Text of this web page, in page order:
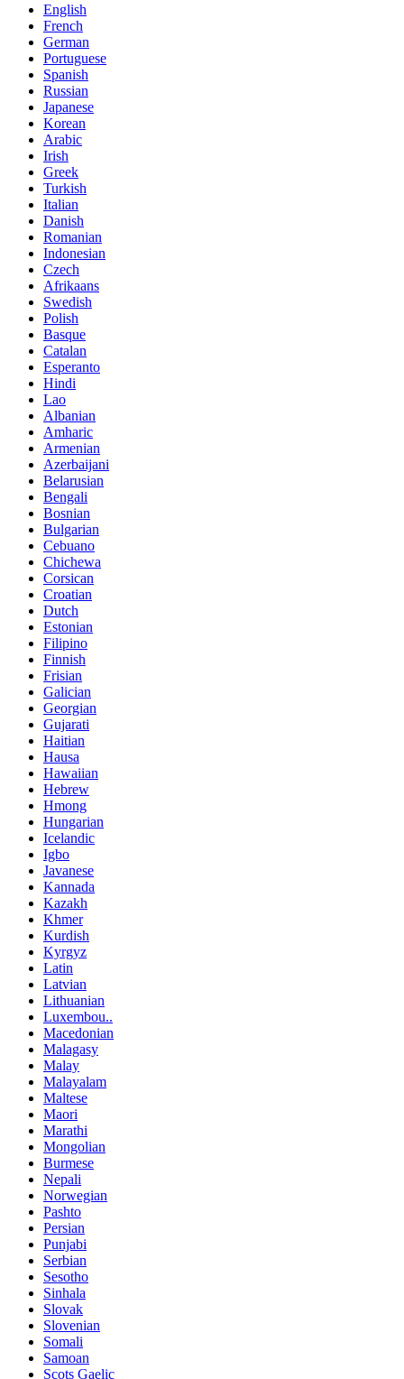
English
French
German
Portuguese
Spanish
Russian
Japanese
Korean
Arabic
Irish
Greek
Turkish
Italian
Danish
Romanian
Indonesian
Czech
Afrikaans
Swedish
Polish
Basque
Catalan
Esperanto
Hindi
Lao
Albanian
Amharic
Armenian
Azerbaijani
Belarusian
Bengali
Bosnian
Bulgarian
Cebuano
Chichewa
Corsican
Croatian
Dutch
Estonian
Filipino
Finnish
Frisian
Galician
Georgian
Gujarati
Haitian
Hausa
Hawaiian
Hebrew
Hmong
Hungarian
Icelandic
Igbo
Javanese
Kannada
Kazakh
Khmer
Kurdish
Kyrgyz
Latin
Latvian
Lithuanian
Luxembou..
Macedonian
Malagasy
Malay
Malayalam
Maltese
Maori
Marathi
Mongolian
Burmese
Nepali
Norwegian
Pashto
Persian
Punjabi
Serbian
Sesotho
Sinhala
Slovak
Slovenian
Somali
Samoan
Scots Gaelic